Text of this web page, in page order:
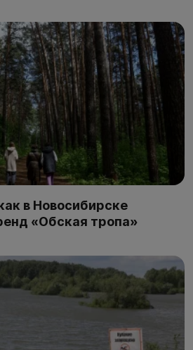
в Новосибирске
«Обская тропа»